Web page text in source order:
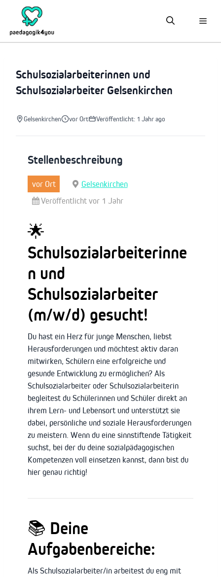
springen
Schulsozialarbeiterinnen und
Schulsozialarbeiter Gelsenkirchen
Gelsenkirchen vor Ort Veröffentlicht: 1 Jahr ago
Stellenbeschreibung
vor Ort
Gelsenkirchen
Veröffentlicht vor 1 Jahr
🌟
Schulsozialarbeiterinne
n und
Schulsozialarbeiter
(m/w/d) gesucht!
Du hast ein Herz für junge Menschen, liebst
Herausforderungen und möchtest aktiv daran
mitwirken, Schülern eine erfolgreiche und
gesunde Entwicklung zu ermöglichen? Als
Schulsozialarbeiter oder Schulsozialarbeiterin
begleitest du Schülerinnen und Schüler direkt an
ihrem Lern- und Lebensort und unterstützt sie
dabei, persönliche und soziale Herausforderungen
zu meistern. Wenn du eine sinnstiftende Tätigkeit
suchst, bei der du deine sozialpädagogischen
Kompetenzen voll einsetzen kannst, dann bist du
hier genau richtig!
📚 Deine
Aufgabenbereiche:
Als Schulsozialarbeiter/in arbeitest du eng mit